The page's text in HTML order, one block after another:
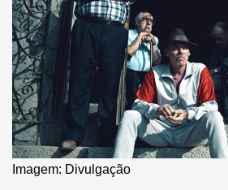
Imagem: Divulgação